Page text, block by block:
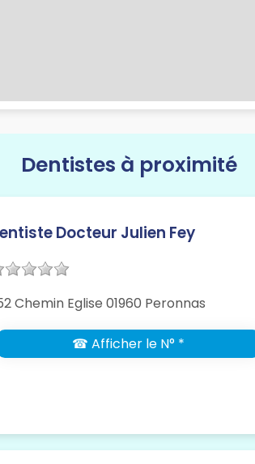
Dentistes à proximité
Docteur Julien Fey
Chemin Eglise 01960 Peronnas
☎ Afficher le N° *